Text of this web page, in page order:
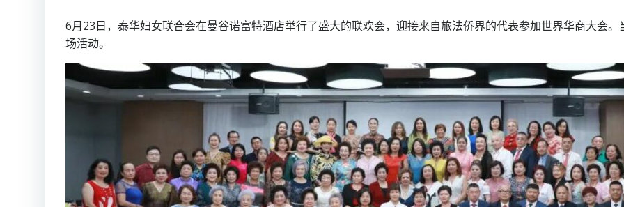
6月23日，泰华妇女联合会在曼谷诺富特酒店举行了盛大的联欢会，迎接来自旅法侨界的代表参加世界华商大会
场活动。